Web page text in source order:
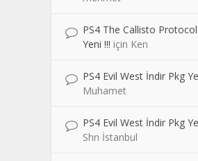
PS4 The Callisto
Yeni !!! için Ken
PS4 Evil West İndir Pkg
Muhamet
PS4 Evil West İndir Pkg
Shn İstanbul